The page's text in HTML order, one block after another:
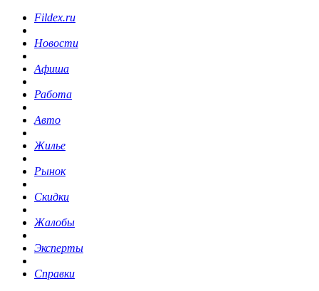
Fildex.ru
Новости
Афиша
Работа
Авто
Жилье
Рынок
Скидки
Жалобы
Эксперты
Справки